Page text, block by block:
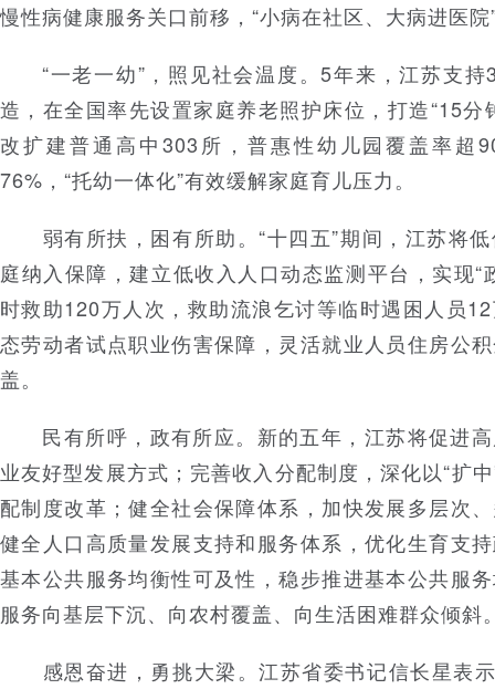
慢性病健康服务关口前移，“小病在社区、大病进医
“一老一幼”，照见社会温度。5年来，江苏支持
造，在全国率先设置家庭养老照护床位，打造“15分
改扩建普通高中303所，普惠性幼儿园覆盖率超
76%，“托幼一体化”有效缓解家庭育儿压力。
弱有所扶，困有所助。“十四五”期间，江苏将低
庭纳入保障，建立低收入人口动态监测平台，实现“
时救助120万人次，救助流浪乞讨等临时遇困人员
态劳动者试点职业伤害保障，灵活就业人员住房公
盖。
民有所呼，政有所应。新的五年，江苏将促进高
业友好型发展方式；完善收入分配制度，深化以“扩
配制度改革；健全社会保障体系，加快发展多层次
健全人口高质量发展支持和服务体系，优化生育支
基本公共服务均衡性可及性，稳步推进基本公共服
服务向基层下沉、向农村覆盖、向生活困难群众倾斜
感恩奋进，勇挑大梁。江苏省委书记信长星表示